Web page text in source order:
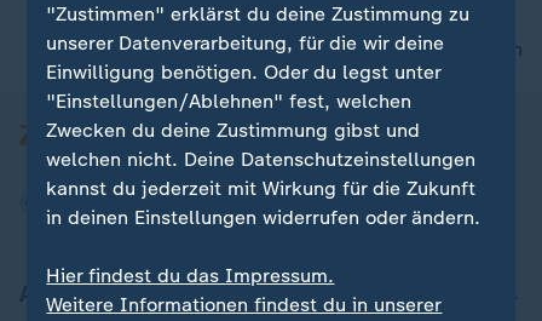
nach oben
Aktuell bei ZDFheute
"Zustimmen" erklärst du deine Zustimmung zu
unserer Datenverarbeitung, für die wir deine
Einwilligung benötigen. Oder du legst unter
"Einstellungen/Ablehnen" fest, welchen
Zwecken du deine Zustimmung gibst und
welchen nicht. Deine Datenschutzeinstellungen
kannst du jederzeit mit Wirkung für die Zukunft
in deinen Einstellungen widerrufen oder ändern.
Hier findest du das Impressum.
Weitere Informationen findest du in unserer